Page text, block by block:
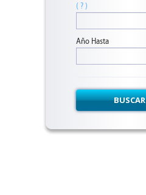
( ? )
Año Hasta
BUSCAR